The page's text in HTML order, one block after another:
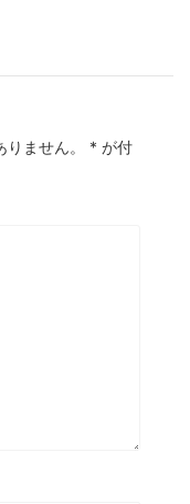
ません。 * が付